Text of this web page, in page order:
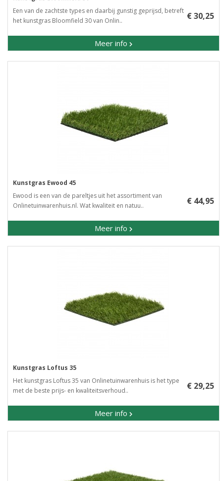
Een van de zachtste types en daarbij gunstig geprijsd, betreft
het kunstgras Bloomfield 30 van Onlin..
Meer info
€ 30,25
Kunstgras Ewood 45
Ewood is een van de pareltjes uit het assortiment van
Onlinetuinwarenhuis.nl. Wat kwaliteit en natuu..
Meer info
€ 44,95
Kunstgras Loftus 35
Het kunstgras Loftus 35 van Onlinetuinwarenhuis is het type
met de beste prijs- en kwaliteitsverhoud..
Meer info
€ 29,25